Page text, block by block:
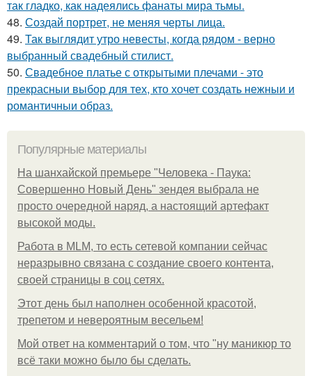
так гладко, как надеялись фанаты мира тьмы.
48. Создай портрет, не меняя черты лица.
49. Так выглядит утро невесты, когда рядом - верно
выбранный свадебный стилист.
50. Свадебное платье с открытыми плечами - это
прекрасныи выбор для тех, кто хочет создать нежныи и
романтичныи образ.
Популярные материалы
На шанхайской премьере "Человека - Паука:
Совершенно Новый День" зендея выбрала не
просто очередной наряд, а настоящий артефакт
высокой моды.
Работа в MLM, то есть сетевой компании сейчас
неразрывно связана с создание своего контента,
своей страницы в соц сетях.
Этот день был наполнен особенной красотой,
трепетом и невероятным весельем!
Мой ответ на комментарий о том, что "ну маникюр то
всё таки можно было бы сделать.